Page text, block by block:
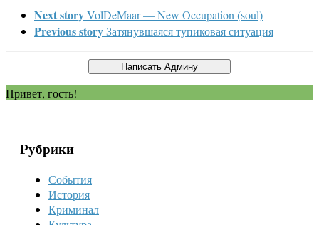
Next storyVolDeMaar — New Occupation (soul)
Previous storyЗатянувшаяся тупиковая ситуация
Привет, гость!
Рубрики
События
История
Криминал